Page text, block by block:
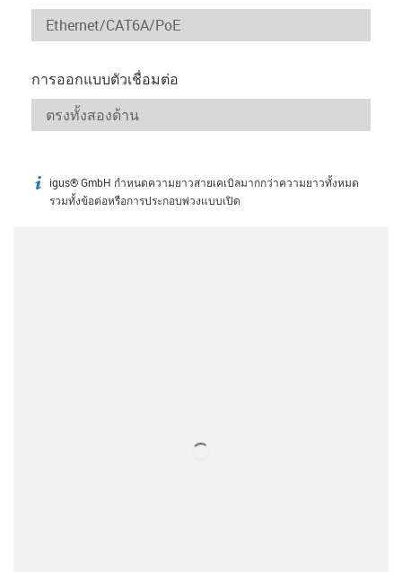
การออกแบบตัวเชื่อมต่อ
igus-icon-info
igus® GmbH กำหนดความยาวสายเคเบิลมากกว่าความยาวทั้งหมด
รวมทั้งข้อต่อหรือการประกอบพ่วงแบบเปิด